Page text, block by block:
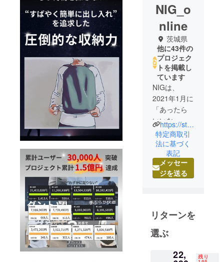
NIG_o
nline
茨城県
他に43件の
プロジェク
トを掲載し
ています
NIGは、
2021年1月に
「あったら
いいな」を
形にして日
本全国の皆
さんに届け
るべく発足
しました。
て間もない
からこそで
きるフット
お客様と対
https://store.nigonline.com/
特定商取引
法に基づく
表記
メッセー
ジを送る
リターンを
選ぶ
22,
残り